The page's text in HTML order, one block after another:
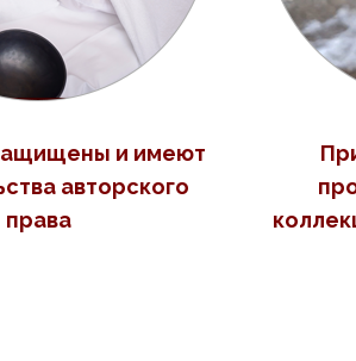
и имеют
авторского
права